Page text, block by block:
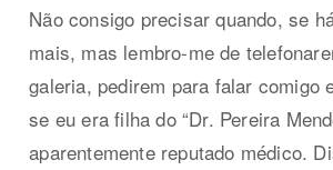
Não consigo precisar quando, se
mais, mas lembro-me de
galeria, pedirem para falar comigo
se eu era filha do “Dr. Pereira
aparentemente reputado médico.